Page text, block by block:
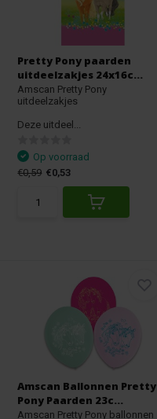
Pretty Pony paarden
uitdeelzakjes 24x16c...
Amscan Pretty Pony
uitdeelzakjes
Deze uitdeel...
Op voorraad
€0,59 €0,53
Amscan Ballonnen Pretty
Pony Paarden 23c...
Amscan Pretty Pony ballonnen